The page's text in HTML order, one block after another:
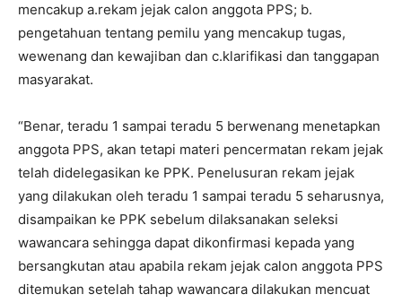
mencakup a.rekam jejak calon anggota PPS; b.
pengetahuan tentang pemilu yang mencakup tugas,
wewenang dan kewajiban dan c.klarifikasi dan tanggapan
masyarakat.
“Benar, teradu 1 sampai teradu 5 berwenang menetapkan
anggota PPS, akan tetapi materi pencermatan rekam jejak
telah didelegasikan ke PPK. Penelusuran rekam jejak
yang dilakukan oleh teradu 1 sampai teradu 5 seharusnya,
disampaikan ke PPK sebelum dilaksanakan seleksi
wawancara sehingga dapat dikonfirmasi kepada yang
bersangkutan atau apabila rekam jejak calon anggota PPS
ditemukan setelah tahap wawancara dilakukan mencuat